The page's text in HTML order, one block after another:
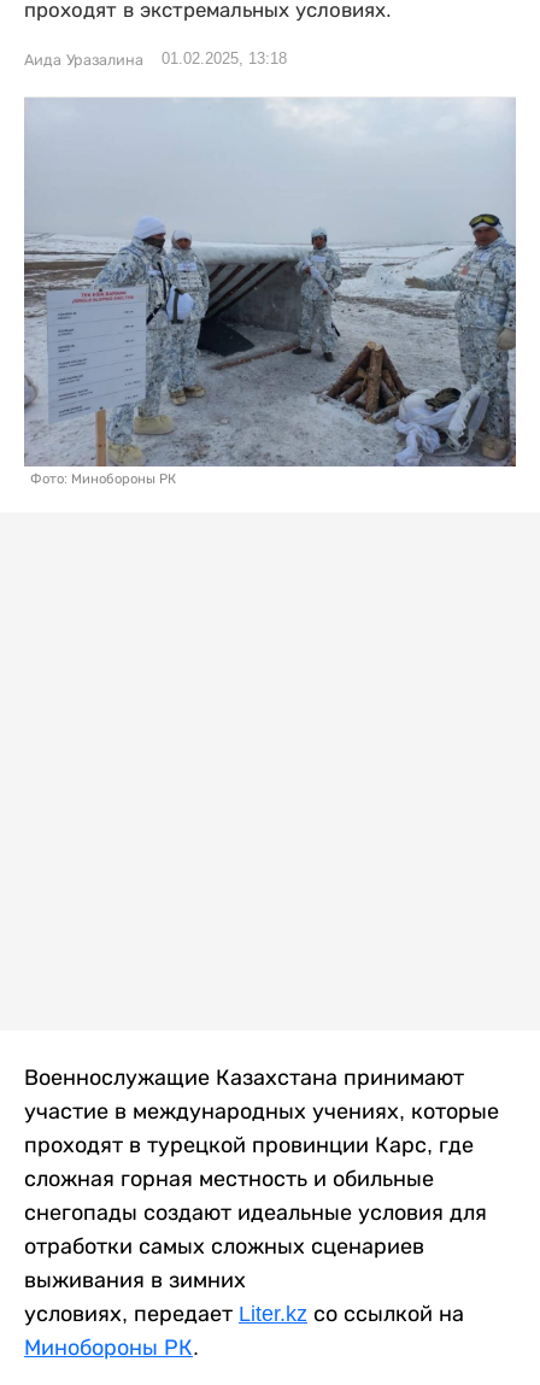
проходят в экстремальных условиях.
Аида Уразалина 01.02.2025, 13:18
Фото: Минобороны РК
Военнослужащие Казахстана принимают
участие в международных учениях, которые
проходят в турецкой провинции Карс, где
сложная горная местность и обильные
снегопады создают идеальные условия для
отработки самых сложных сценариев
выживания в зимних
условиях, передает Liter.kz со ссылкой на
Минобороны РК.